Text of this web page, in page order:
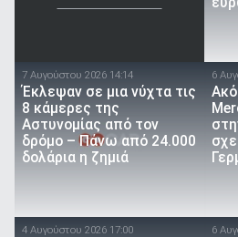
7 Αυγούστου 2026 14:14
Έκλεψαν σε μια νύχτα τις
8 κάμερες της
Αστυνομίας από τον
δρόμο – Πάνω από 24.000
δολάρια η ζημιά
6
4 Αυγούστου 2026 17:00 6